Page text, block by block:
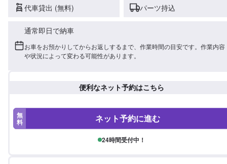
代車貸出 (無料) パーツ持込
通常即日で納車
お車をお預かりしてからお返しするまで、作業時間の目安です。作業内容
や状況によって変わる可能性があります。
便利なネット予約はこちら
無
料 ネット予約に進む
24時間受付中！